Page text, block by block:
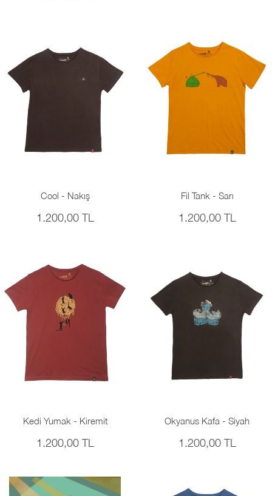
Cool - Nakış
1.200,00 TL
Fil Tank - Sarı
1.200,00 TL
Kedi Yumak - Kiremit
1.200,00 TL
Okyanus Kafa - Siyah
1.200,00 TL